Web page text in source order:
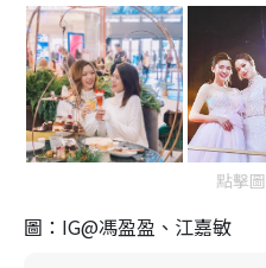
點擊
圖：IG@馮盈盈、江嘉敏